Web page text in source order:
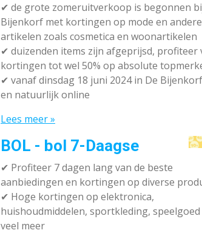
✔ de grote zomeruitverkoop is begonnen
Bijenkorf met kortingen op mode en andere
artikelen zoals cosmetica en woonartikelen
✔ duizenden items zijn afgeprijsd, profiteer
kortingen tot wel 50% op absolute
✔ vanaf dinsdag 18 juni 2024 in De
en natuurlijk online
Lees meer »
BOL - bol 7-Daagse
✔ Profiteer 7 dagen lang van de beste
aanbiedingen en kortingen op diverse
✔ Hoge kortingen op elektronica,
huishoudmiddelen, sportkleding,
veel meer